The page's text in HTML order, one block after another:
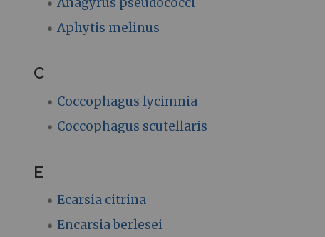
Aphytis melinus
C
Coccophagus lycimnia
Coccophagus scutellaris
E
Ecarsia citrina
Encarsia berlesei